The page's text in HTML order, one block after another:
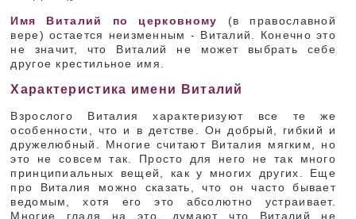
Имя Виталий по церковному (в православной
вере) остается неизменным - Виталий. Конечно это
не значит, что Виталий не может выбрать себе
другое крестильное имя.
Характеристика имени Виталий
Взрослого Виталия характеризуют все те же
особенности, что и в детстве. Он добрый, гибкий и
дружелюбный. Многие считают Виталия мягким, но
это не совсем так. Просто для него не так много
принципиальных вещей, как у многих других. Еще
про Виталия можно сказать, что он часто бывает
ведомым, хотя его это абсолютно устраивает.
Многие гладя на это, думают что Виталий не